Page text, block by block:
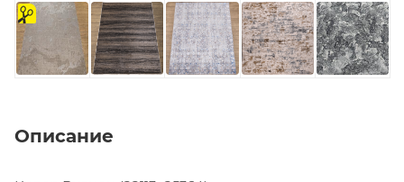
на
отрез
Описание